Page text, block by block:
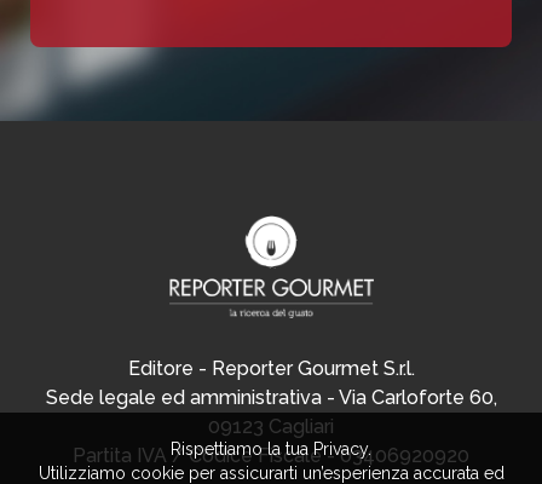
Editore - Reporter Gourmet S.r.l.
Sede legale ed amministrativa - Via Carloforte 60,
09123 Cagliari
Partita IVA / Codice Fiscale - 03406920920
Rispettiamo la tua Privacy.
Utilizziamo cookie per assicurarti un’esperienza accurata ed